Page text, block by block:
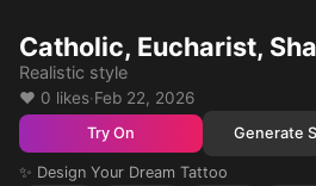
Catholic, Eucharist,
Realistic style
❤️ 0 likes·Feb 22, 2026
Try On Generate
✨ Design Your Dream Tattoo